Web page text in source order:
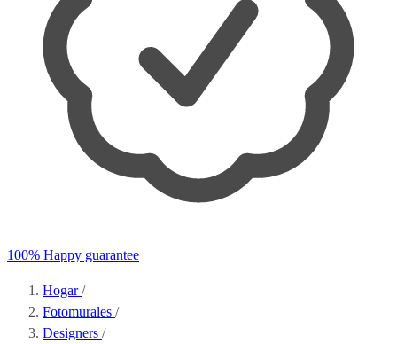
100% Happy guarantee
Hogar/
Fotomurales /
Designers /